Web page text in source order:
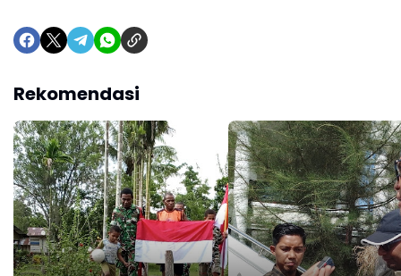
Rekomendasi